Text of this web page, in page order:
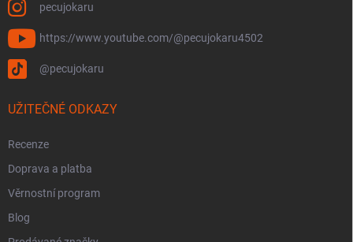
pecujokaru
https://www.youtube.com/@pecujokaru4502
@pecujokaru
UŽITEČNÉ ODKAZY
Recenze
Doprava a platba
Věrnostní program
Blog